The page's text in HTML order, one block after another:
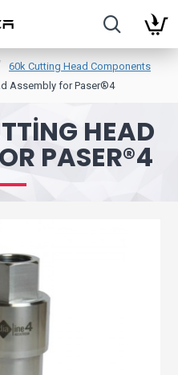
60k Cutting Head Components
Assembly for Paser®4
HEAD
PASER®4